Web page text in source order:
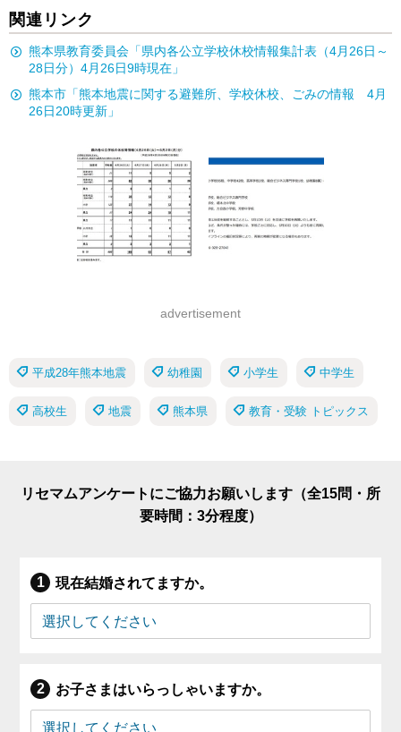
関連リンク
熊本県教育委員会「県内各公立学校休校情報集計表（4月26日～
28日分）4月26日9時現在」
熊本市「熊本地震に関する避難所、学校休校、ごみの情報 4月
26日20時更新」
advertisement
平成28年熊本地震 幼稚園 小学生 中学生
高校生 地震 熊本県 教育・受験 トピックス
リセマムアンケートにご協力お願いします（全15問・所
要時間：3分程度）
現在結婚されてますか。
お子さまはいらっしゃいますか。